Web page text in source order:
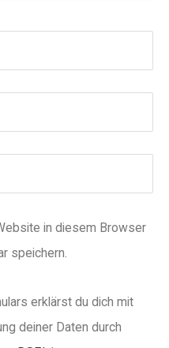
in diesem Browser
speichern.
erklärst du dich mit
deiner Daten durch